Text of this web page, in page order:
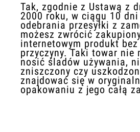
Tak, zgodnie z Ustawą z
2000 roku, w ciągu 10
odebrania przesyłki z
możesz zwrócić
internetowym produkt
przyczyny. Taki towar nie
nosić śladów używania,
zniszczony czy
znajdować się w
opakowaniu z jego całą